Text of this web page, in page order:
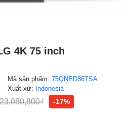
4K 75 inch
Mã sản phẩm:75QNED86TSA
Xuất xứ: Indonesia
23,080,800₫ -17%